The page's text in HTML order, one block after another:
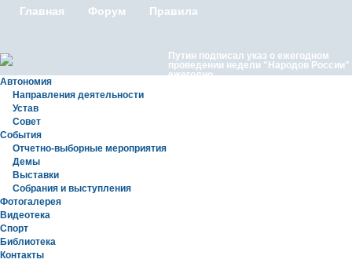
Главная Форум Правила
Автономия
Направления деятельности
Устав
Совет
События
Отчетно-выборные мероприятия
Демы
Выставки
Собрания и выступления
Фотогалерея
Видеотека
Спорт
Библиотека
Контакты
Путин подписал указ о ежегодном
проведении недели "Народов России"
ежегодно